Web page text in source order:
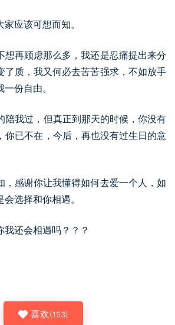
应该可想而知。
想再顾虑那么多，我还是忍痛提出来分
了质，我又何必去苦苦强求，不如放手
份自由。
陪我过，但真正到那天的时候，你没有
你已不在，今后，再也没有过生日的意
，感谢你让我懂得如何去爱一个人，如
选择和你相遇。
我还会相遇吗？？？
喜欢(153)